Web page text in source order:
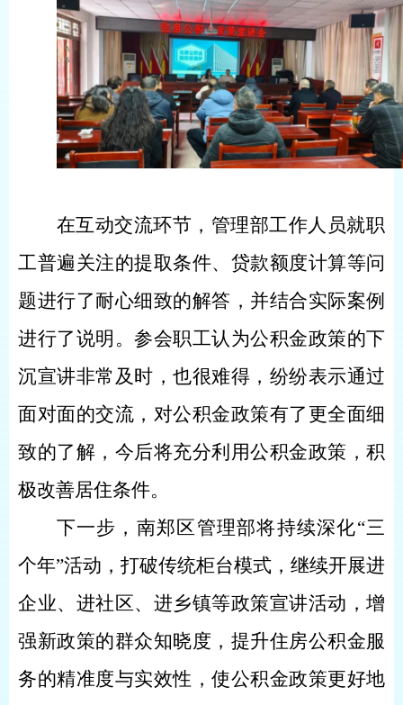
在互动交流环节，管理部工作人员就职
工普遍关注的提取条件、贷款额度计算等问
题进行了耐心细致的解答，并结合实际案例
进行了说明。参会职工认为公积金政策的下
沉宣讲非常及时，也很难得，纷纷表示通过
面对面的交流，对公积金政策有了更全面细
致的了解，今后将充分利用公积金政策，积
极改善居住条件。
下一步，南郑区管理部将持续深化“三
个年”活动，打破传统柜台模式，继续开展进
企业、进社区、进乡镇等政策宣讲活动，增
强新政策的群众知晓度，提升住房公积金服
务的精准度与实效性，使公积金政策更好地